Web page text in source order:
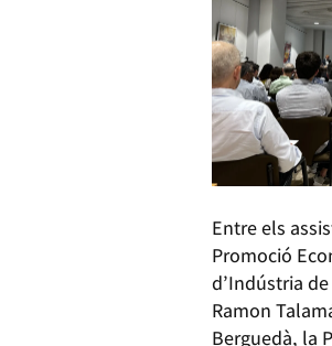
Entre els
Promoció
d’Indústria
Ramon
Berguedà, la